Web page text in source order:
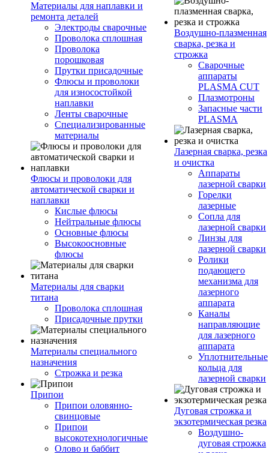
Материалы для наплавки и
ремонта деталей
Электроды сварочные
Проволока сплошная
Проволока
порошковая
Прутки присадочные
Флюсы и проволоки
для износостойкой
наплавки
Ленты сварочные
Специализированные
материалы
Флюсы и проволоки для
автоматической сварки и
наплавки
Кислые флюсы
Нейтральные флюсы
Основные флюсы
Высокоосновные
флюсы
Материалы для сварки
титана
Проволока сплошная
Присадочные прутки
Материалы специального
назначения
Строжка и резка
Припои
Припои оловянно-
свинцовые
Припои
высокотехнологичные
Олово и баббит
Воздушно-плазменная
сварка, резка и
строжка
Сварочные
аппараты
PLASMA CUT
Плазмотроны
Запасные части
PLASMA
Лазерная сварка, резка
и очистка
Аппараты
лазерной сварки
Горелки
лазерные
Сопла для
лазерной сварки
Линзы для
лазерной сварки
Ролики
подающего
механизма для
лазерного
аппарата
Каналы
направляющие
для лазерного
аппарата
Уплотнительные
кольца для
лазерной сварки
Дуговая строжка и
экзотермическая резка
Воздушно-
дуговая строжка